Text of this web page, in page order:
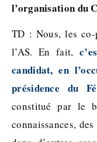
l’organisation du
TD : Nous, les co-
l’AS. En fait,
candidat, en
présidence du
constitué par le
connaissances,